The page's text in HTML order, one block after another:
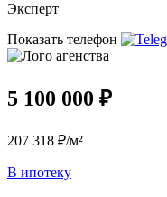
Эксперт
Показать телефон
5 100 000 ₽
207 318 ₽/м²
В ипотеку